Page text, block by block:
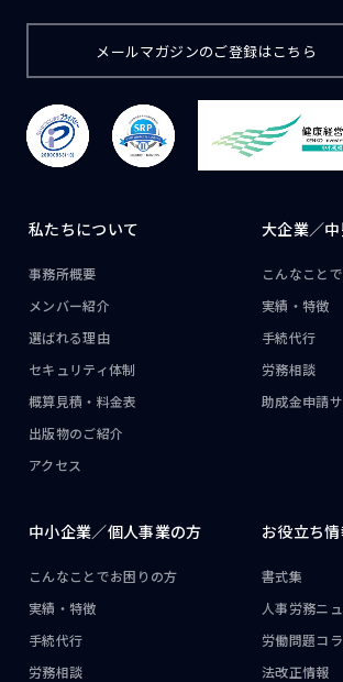
メールマガジンのご登録はこちら
私たちについて
事務所概要
メンバー紹介
選ばれる理由
セキュリティ体制
概算見積・料金表
出版物のご紹介
アクセス
大企業／
こんなことで
実績・特徴
手続代行
労務相談
助成金申請
中小企業／個人事業の方
こんなことでお困りの方
実績・特徴
手続代行
労務相談
お役立ち
書式集
人事労務ニ
労働問題コ
法改正情報